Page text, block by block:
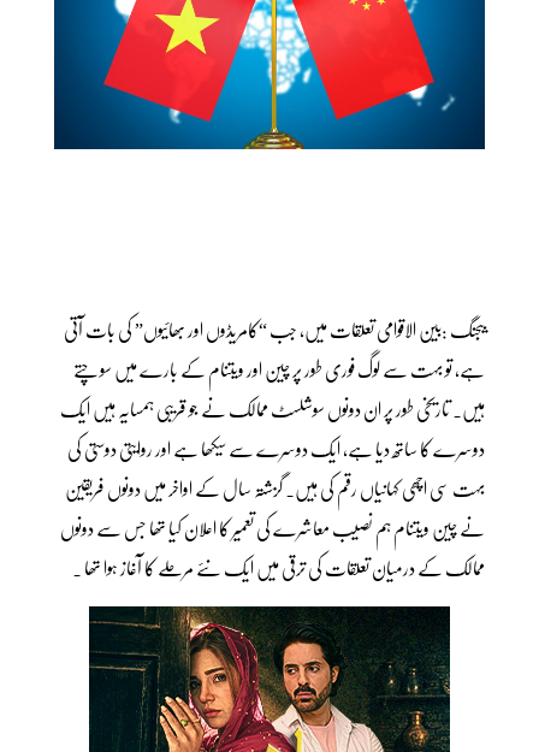
بیجنگ :بین الاقوامی تعلقات میں، جب “کامریڈوں اور بھائیوں” کی بات آتی
ہے، تو بہت سے لوگ فوری طور پر چین اور ویتنام کے بارے میں سوچتے
ہیں. تاریخی طور پر ان دونوں سوشلسٹ ممالک نے جو قریبی ہمسایہ ہیں ایک
دوسرے کا ساتھ دیا ہے، ایک دوسرے سے سیکھا ہے اور روایتی دوستی کی
بہت سی اچھی کہانیاں رقم کی ہیں۔ گزشتہ سال کے اواخر میں دونوں فریقین
نے چین ویتنام ہم نصیب معاشرے کی تعمیر کا اعلان کیا تھا جس سے دونوں
ممالک کے درمیان تعلقات کی ترقی میں ایک نئے مرحلے کا آغاز ہوا تھا ۔